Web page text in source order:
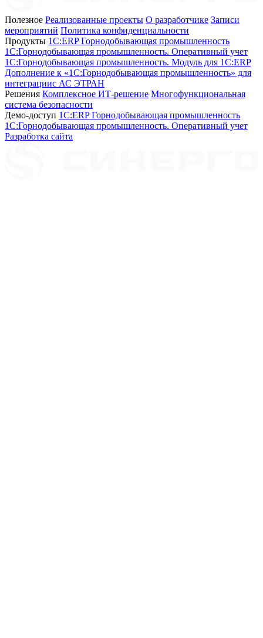
Полезное Реализованные проекты О разработчике Записи
мероприятий Политика конфиденциальности
Продукты 1C:ERP Горнодобывающая промышленность
1C:Горнодобывающая промышленность. Оперативный учет
1C:Горнодобывающая промышленность. Модуль для 1С:ERP
Дополнение к «1С:Горнодобывающая промышленность» для
интеграциис АС ЭТРАН
Решения Комплексное ИТ-решение Многофункциональная
система безопасности
Демо-доступ 1С:ERP Горнодобывающая промышленность
1С:Горнодобывающая промышленность. Оперативный учет
Разработка сайта